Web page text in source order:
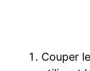
Couper